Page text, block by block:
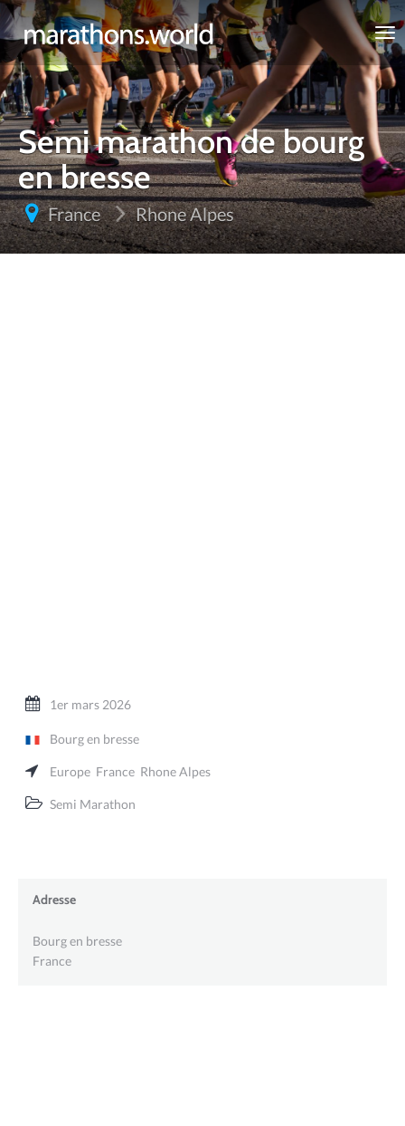
marathons.world
Semi marathon de bourg
en bresse
France Rhone Alpes
1er mars 2026
Bourg en bresse
Europe France Rhone Alpes
Semi Marathon
Adresse
Bourg en bresse
France